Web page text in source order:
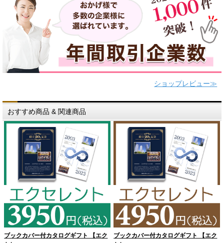
ショップレビュー≫
おすすめ商品 & 関連商品
ブックカバー付カタログギフト 【エク
ブックカバー付カタログギフト 【エク